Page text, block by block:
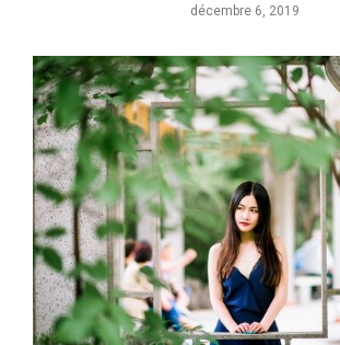
décembre 6, 2019